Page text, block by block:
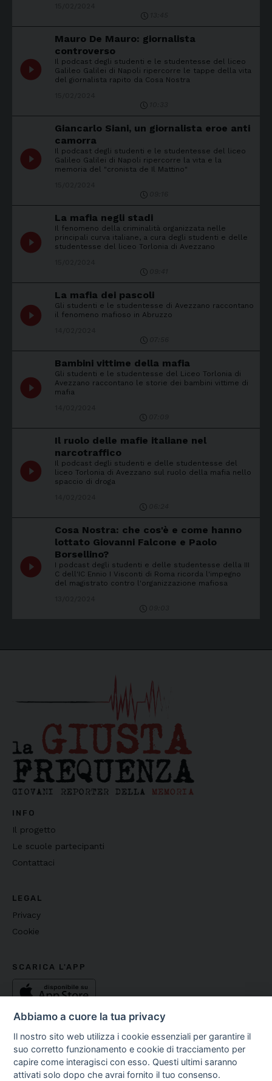
play_circle_filled
Mauro De Mauro: giornalista
controverso
Il podcast degli studenti e le studentesse del liceo
Galileo Galilei di Napoli ripercorre le tappe della vita
del giornalista rapito da Cosa Nostra
play_circle_filled
Giancarlo Siani, un giornalista eroe anti
camorra
Il podcast degli studenti e le studentesse del liceo
Galileo Galilei di Napoli ripercorre la vita e la
memoria del "cronista de Il Mattino"
play_circle_filled
La mafia negli stadi
Il fenomeno della criminalità organizzata nelle
principali curva italiane, a cura degli studenti e delle
studentesse del liceo Torlonia di Avezzano
play_circle_filled
La mafia dei pascoli
Gli studenti e le studentesse di Avezzano raccontano
il fenomeno mafioso in Abruzzo
play_circle_filled
Bambini vittime della mafia
Gli studenti e le studentesse del Liceo Torlonia di
Avezzano raccontano le storie dei bambini vittime di
mafia
play_circle_filled
Il ruolo delle mafie italiane nel
narcotraffico
Il podcast degli studenti e delle studentesse del
liceo Torlonia di Avezzano sul ruolo della mafia nello
spaccio di droga
play_circle_filled
Cosa Nostra: che cos'è e come hanno
lottato Giovanni Falcone e Paolo
Borsellino?
I podcast degli studenti e delle studentesse della III
C dell'IC Ennio I Visconti di Roma ricorda l'impegno
del magistrato contro l'organizzazione mafiosa
INFO
Il progetto
Le scuole partecipanti
Contattaci
LEGAL
Privacy
Cookie
SCARICA L'APP
Copyright © 2026 Fondazione Media Literacy E.T.S - C.F.
Abbiamo a cuore la tua privacy
Il nostro sito web utilizza i cookie essenziali per garantire il
suo corretto funzionamento e cookie di tracciamento per
capire come interagisci con esso. Questi ultimi saranno
attivati solo dopo che avrai fornito il tuo consenso.